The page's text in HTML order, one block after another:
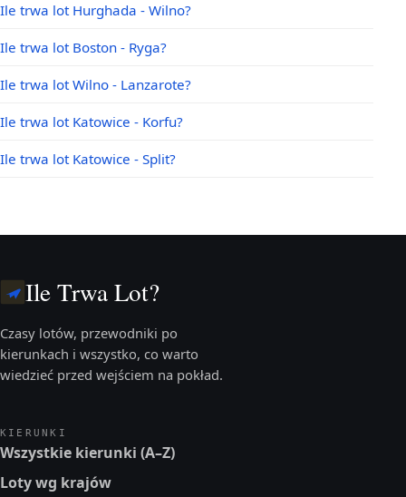
Ile trwa lot Hurghada - Wilno?
Ile trwa lot Boston - Ryga?
Ile trwa lot Wilno - Lanzarote?
Ile trwa lot Katowice - Korfu?
Ile trwa lot Katowice - Split?
Ile Trwa Lot?
Czasy lotów, przewodniki po
kierunkach i wszystko, co warto
wiedzieć przed wejściem na pokład.
KIERUNKI
Wszystkie kierunki (A–Z)
Loty wg krajów